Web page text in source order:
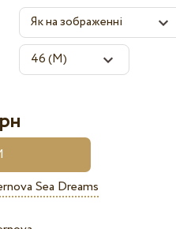
Sea Dreams